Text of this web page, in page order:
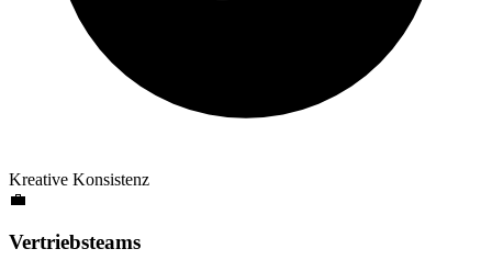
Kreative Konsistenz
💼
Vertriebsteams